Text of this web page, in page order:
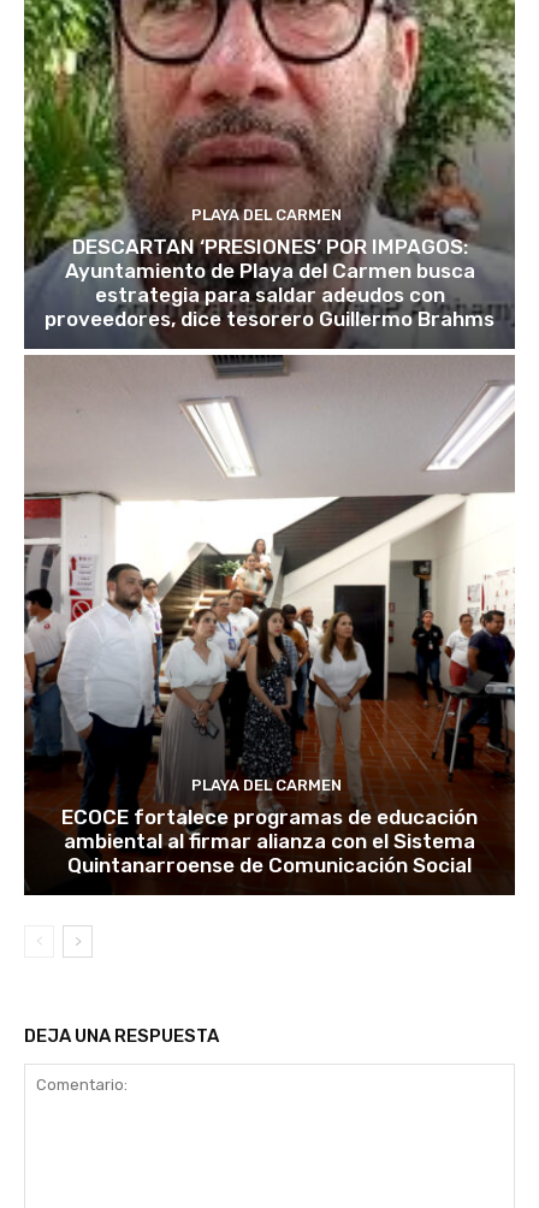
PLAYA DEL CARMEN
DESCARTAN ‘PRESIONES’ POR IMPAGOS:
Ayuntamiento de Playa del Carmen busca
estrategia para saldar adeudos con
proveedores, dice tesorero Guillermo Brahms
PLAYA DEL CARMEN
ECOCE fortalece programas de educación
ambiental al firmar alianza con el Sistema
Quintanarroense de Comunicación Social
DEJA UNA RESPUESTA